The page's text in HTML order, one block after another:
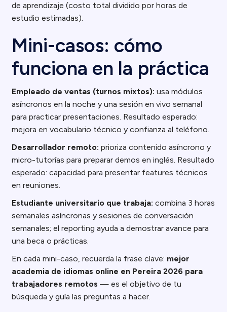
de aprendizaje (costo total dividido por horas de
estudio estimadas).
Mini-casos: cómo
funciona en la práctica
Empleado de ventas (turnos mixtos): usa módulos
asíncronos en la noche y una sesión en vivo semanal
para practicar presentaciones. Resultado esperado:
mejora en vocabulario técnico y confianza al teléfono.
Desarrollador remoto: prioriza contenido asíncrono y
micro-tutorías para preparar demos en inglés. Resultado
esperado: capacidad para presentar features técnicos
en reuniones.
Estudiante universitario que trabaja: combina 3 horas
semanales asíncronas y sesiones de conversación
semanales; el reporting ayuda a demostrar avance para
una beca o prácticas.
En cada mini-caso, recuerda la frase clave: mejor
academia de idiomas online en Pereira 2026 para
trabajadores remotos — es el objetivo de tu
búsqueda y guía las preguntas a hacer.